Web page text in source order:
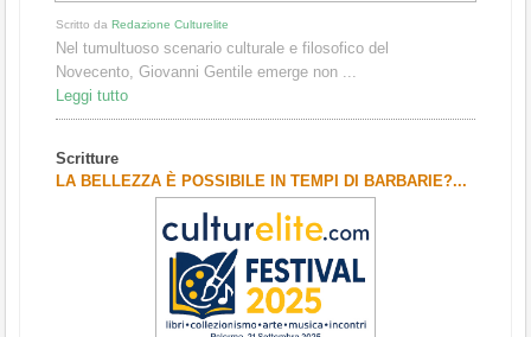
Scritto da Redazione Culturelite
Nel tumultuoso scenario culturale e filosofico del
Novecento, Giovanni Gentile emerge non ...
Leggi tutto
Scritture
LA BELLEZZA È POSSIBILE IN TEMPI DI BARBARIE?...